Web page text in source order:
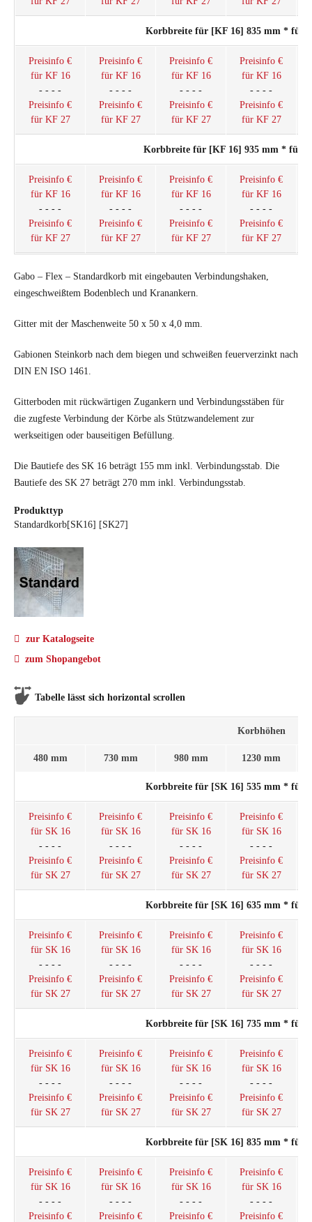
Korbbreite für [KF 16] 835 mm * für
Preisinfo €
für KF 16
- - - -
Preisinfo €
für KF 27
Preisinfo €
für KF 16
- - - -
Preisinfo €
für KF 27
Preisinfo €
für KF 16
- - - -
Preisinfo €
für KF 27
Preisinfo €
für KF 16
- - - -
Preisinfo €
für KF 27
Korbbreite für [KF 16] 935 mm * für
Preisinfo €
für KF 16
- - - -
Preisinfo €
für KF 27
Preisinfo €
für KF 16
- - - -
Preisinfo €
für KF 27
Preisinfo €
für KF 16
- - - -
Preisinfo €
für KF 27
Preisinfo €
für KF 16
- - - -
Preisinfo €
für KF 27
Gabo – Flex – Standardkorb mit eingebauten Verbindungshaken,
eingeschweißtem Bodenblech und Kranankern.
Gitter mit der Maschenweite 50 x 50 x 4,0 mm.
Gabionen Steinkorb nach dem biegen und schweißen feuerverzinkt nach
DIN EN ISO 1461.
Gitterboden mit rückwärtigen Zugankern und Verbindungsstäben für
die zugfeste Verbindung der Körbe als Stützwandelement zur
werkseitigen oder bauseitigen Befüllung.
Die Bautiefe des SK 16 beträgt 155 mm inkl. Verbindungsstab. Die
Bautiefe des SK 27 beträgt 270 mm inkl. Verbindungsstab.
Produkttyp
Standardkorb[SK16] [SK27]
zur Katalogseite
zum Shopangebot
Tabelle lässt sich horizontal scrollen
Korbhöhen
480 mm 730 mm 980 mm 1230 mm
Korbbreite für [SK 16] 535 mm * für
Preisinfo €
für SK 16
- - - -
Preisinfo €
für SK 27
Preisinfo €
für SK 16
- - - -
Preisinfo €
für SK 27
Preisinfo €
für SK 16
- - - -
Preisinfo €
für SK 27
Preisinfo €
für SK 16
- - - -
Preisinfo €
für SK 27
Korbbreite für [SK 16] 635 mm * für
Preisinfo €
für SK 16
- - - -
Preisinfo €
für SK 27
Preisinfo €
für SK 16
- - - -
Preisinfo €
für SK 27
Preisinfo €
für SK 16
- - - -
Preisinfo €
für SK 27
Preisinfo €
für SK 16
- - - -
Preisinfo €
für SK 27
Korbbreite für [SK 16] 735 mm * für
Preisinfo €
für SK 16
- - - -
Preisinfo €
für SK 27
Preisinfo €
für SK 16
- - - -
Preisinfo €
für SK 27
Preisinfo €
für SK 16
- - - -
Preisinfo €
für SK 27
Preisinfo €
für SK 16
- - - -
Preisinfo €
für SK 27
Korbbreite für [SK 16] 835 mm * für
Preisinfo €
für SK 16
- - - -
Preisinfo €
Preisinfo €
für SK 16
- - - -
Preisinfo €
Preisinfo €
für SK 16
- - - -
Preisinfo €
Preisinfo €
für SK 16
- - - -
Preisinfo €